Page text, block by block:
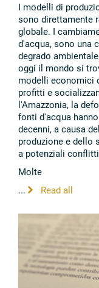
I modelli di
sono direttamente
globale. I
d'acqua, sono una
degrado
oggi il mondo si
modelli economici
profitti e
l'Amazzonia, la
fonti d'acqua
decenni, a causa
produzione e dello
a potenziali
Molte
...
Read all